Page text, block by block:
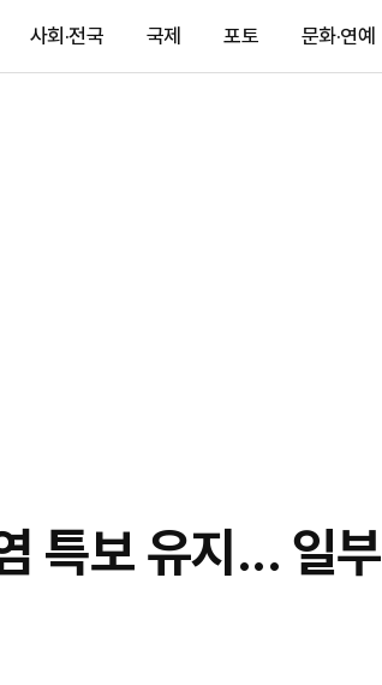
사회·전국 국제 포토 문화·연예
특보 유지... 일